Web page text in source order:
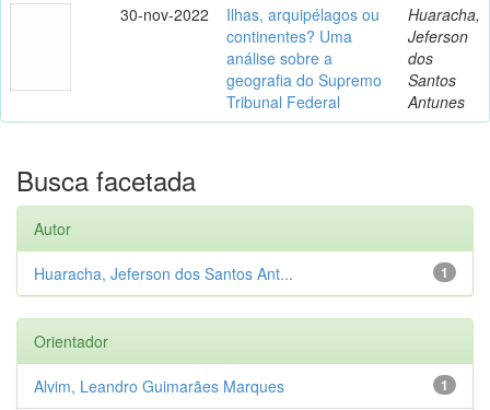
30-nov-2022
Ilhas, arquipélagos ou
continentes? Uma
análise sobre a
geografia do Supremo
Tribunal Federal
Huaracha,
Jeferson
dos
Santos
Antunes
Busca facetada
Autor
1
Huaracha, Jeferson dos Santos Ant...
Orientador
1
Alvim, Leandro Guimarães Marques